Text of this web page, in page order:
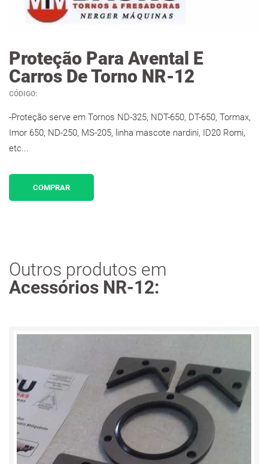
Proteção Para Avental E
Carros De Torno NR-12
CÓDIGO:
-Proteção serve em Tornos ND-325, NDT-650, DT-650, Tormax,
Imor 650, ND-250, MS-205, linha mascote nardini, ID20 Romi,
etc...
COMPRAR
Outros produtos em
Acessórios NR-12: